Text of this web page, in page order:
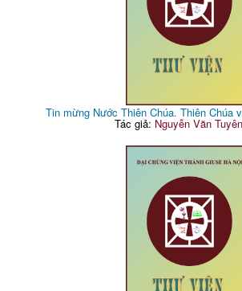
Tin mừng Nước Thiên Chúa. Thiên Chúa
Tác giả: Nguyễn Văn